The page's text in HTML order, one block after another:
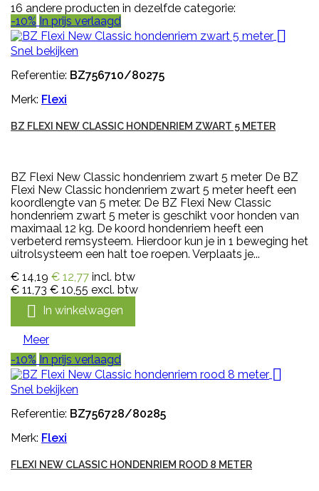
16 andere producten in dezelfde categorie:
-10% In prijs verlaagd

Snel bekijken
Referentie: BZ756710/80275
Merk: Flexi
BZ FLEXI NEW CLASSIC HONDENRIEM ZWART 5 METER
BZ Flexi New Classic hondenriem zwart 5 meter De BZ
Flexi New Classic hondenriem zwart 5 meter heeft een
koordlengte van 5 meter. De BZ Flexi New Classic
hondenriem zwart 5 meter is geschikt voor honden van
maximaal 12 kg. De koord hondenriem heeft een
verbeterd remsysteem. Hierdoor kun je in 1 beweging het
uitrolsysteem een halt toe roepen. Verplaats je...
€ 14,19 € 12,77 incl. btw
€ 11,73 € 10,55 excl. btw
 In winkelwagen
Meer
-10% In prijs verlaagd

Snel bekijken
Referentie: BZ756728/80285
Merk: Flexi
FLEXI NEW CLASSIC HONDENRIEM ROOD 8 METER